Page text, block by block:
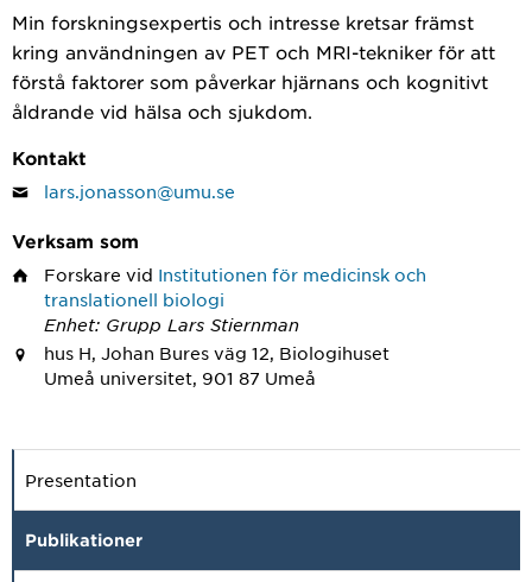
Min forskningsexpertis och intresse kretsar främst
kring användningen av PET och MRI-tekniker för att
förstå faktorer som påverkar hjärnans och kognitivt
åldrande vid hälsa och sjukdom.
Kontakt
lars.jonasson@umu.se
Verksam som
Forskare vid Institutionen för medicinsk och
translationell biologi
Enhet: Grupp Lars Stiernman
hus H, Johan Bures väg 12, Biologihuset
Umeå universitet, 901 87 Umeå
Presentation
Publikationer